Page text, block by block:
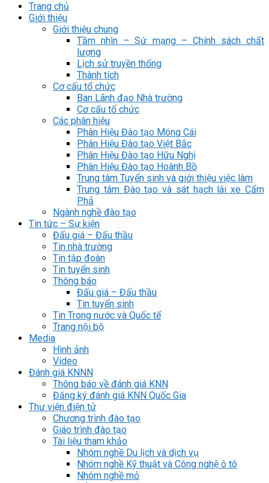
Trang chủ
Giới thiệu
Giới thiệu chung
Tầm nhìn – Sứ mạng – Chính sách chất
lượng
Lịch sử truyền thống
Thành tích
Cơ cấu tổ chức
Ban Lãnh đạo Nhà trường
Cơ cấu tổ chức
Các phân hiệu
Phân Hiệu Đào tạo Móng Cái
Phân Hiệu Đào tạo Việt Bắc
Phân Hiệu Đào tạo Hữu Nghị
Phân Hiệu Đào tạo Hoành Bồ
Trung tâm Tuyển sinh và giới thiệu việc làm
Trung tâm Đào tạo và sát hạch lái xe Cẩm
Phả
Ngành nghề đào tạo
Tin tức – Sự kiện
Đấu giá – Đấu thầu
Tin nhà trường
Tin tập đoàn
Tin tuyển sinh
Thông báo
Đấu giá – Đấu thầu
Tin tuyển sinh
Tin Trong nước và Quốc tế
Trang nội bộ
Media
Hình ảnh
Video
Đánh giá KNNN
Thông báo về đánh giá KNN
Đăng ký đánh giá KNN Quốc Gia
Thư viện điện tử
Chương trình đào tạo
Giáo trình đào tạo
Tài liệu tham khảo
Nhóm nghề Du lịch và dịch vụ
Nhóm nghề Kỹ thuật và Công nghệ ô tô
Nhóm nghề mỏ